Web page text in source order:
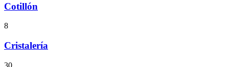
Cotillón
8
Cristalería
30